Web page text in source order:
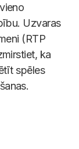
Uzvaras
(RTP
ka
spēles